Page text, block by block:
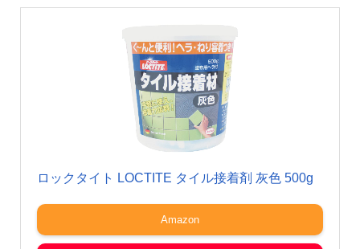
ロックタイト LOCTITE タイル接着剤 灰色 500g
Amazon